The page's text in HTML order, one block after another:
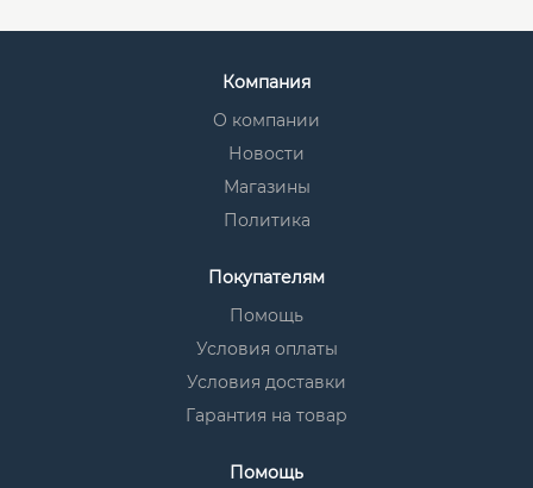
Компания
О компании
Новости
Магазины
Политика
Покупателям
Помощь
Условия оплаты
Условия доставки
Гарантия на товар
Помощь